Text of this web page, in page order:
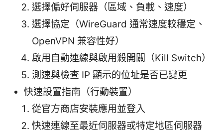
選擇偏好伺服器（區域、負載、速度）
選擇協定（WireGuard 通常速度較穩定、
OpenVPN 兼容性好）
啟用自動連線與啟用殺開關（Kill Switch）
測速與檢查 IP 顯示的位址是否已變更
快速設置指南（行動裝置）
從官方商店安裝應用並登入
快速連線至最近伺服器或特定地區伺服器